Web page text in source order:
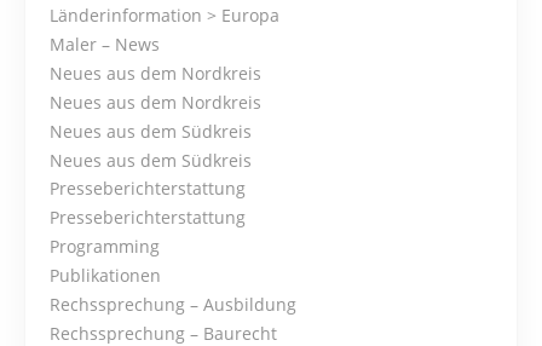
Länderinformation > Europa
Maler – News
Neues aus dem Nordkreis
Neues aus dem Nordkreis
Neues aus dem Südkreis
Neues aus dem Südkreis
Presseberichterstattung
Presseberichterstattung
Programming
Publikationen
Rechssprechung – Ausbildung
Rechssprechung – Baurecht